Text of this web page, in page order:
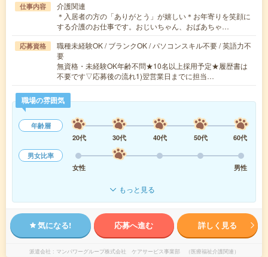
仕事内容
介護関連
＊入居者の方の「ありがとう」が嬉しい＊お年寄りを笑顔に
する介護のお仕事です。おじいちゃん、おばあちゃ…
応募資格
職種未経験OK / ブランクOK / パソコンスキル不要 / 英語力不
要
無資格・未経験OK年齢不問★10名以上採用予定★履歴書は
不要です▽応募後の流れ1)翌営業日までに担当…
職場の雰囲気
年齢層
20代
30代 40代 50代
60代
男女比率
女性
男性
もっと見る
気になる! 応募へ進む 詳しく見る
派遣会社 マンパワーグループ株式会社 ケアサービス事業部 （医療福祉介護関連）